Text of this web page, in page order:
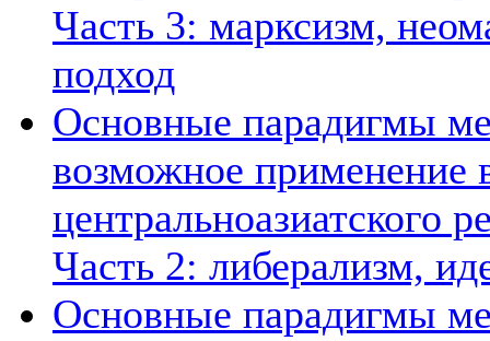
Часть 3: марксизм,
подход
Основные парадигмы
возможное применение
центральноазиатского
Часть 2: либерализм,
Основные парадигмы